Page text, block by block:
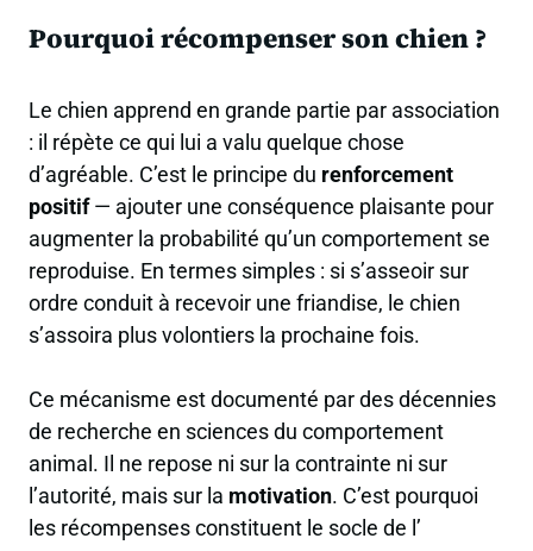
Pourquoi récompenser son chien ?
Le chien apprend en grande partie par association
: il répète ce qui lui a valu quelque chose
d’agréable. C’est le principe du renforcement
positif— ajouter une conséquence plaisante pour
augmenter la probabilité qu’un comportement se
reproduise. En termes simples : si s’asseoir sur
ordre conduit à recevoir une friandise, le chien
s’assoira plus volontiers la prochaine fois.
Ce mécanisme est documenté par des décennies
de recherche en sciences du comportement
animal. Il ne repose ni sur la contrainte ni sur
l’autorité, mais sur la motivation. C’est pourquoi
les récompenses constituent le socle de l’